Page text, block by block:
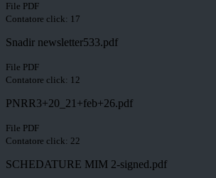
File PDF
Contatore click: 17
Snadir newsletter533.pdf
File PDF
Contatore click: 12
PNRR3+20_21+feb+26.pdf
File PDF
Contatore click: 22
SCHEDATURE MIM 2-signed.pdf